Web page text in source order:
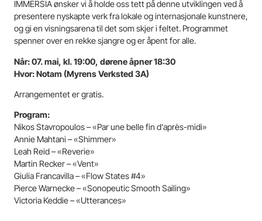
IMMERSIA ønsker vi å holde oss tett på denne utviklingen ved å
presentere nyskapte verk fra lokale og internasjonale kunstnere,
og gi en visningsarena til det som skjer i feltet. Programmet
spenner over en rekke sjangre og er åpent for alle.
Når: 07. mai, kl. 19:00, dørene åpner 18:30
Hvor: Notam (Myrens Verksted 3A)
Arrangementet er gratis.
Program:
Nikos Stavropoulos – «Par une belle fin d’après-midi»
Annie Mahtani – «Shimmer»
Leah Reid – «Reverie»
Martin Recker – «Vent»
Giulia Francavilla – «Flow States #4»
Pierce Warnecke – «Sonopeutic Smooth Sailing»
Victoria Keddie – «Utterances»